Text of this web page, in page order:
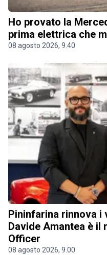
Ho provato la
prima elettrica che
08 agosto 2026, 9.40
Pininfarina rinnova i
Davide Amantea è il
Officer
08 agosto 2026, 9.00